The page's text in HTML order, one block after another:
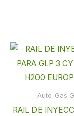
Auto-Gas
RAIL DE
El
era: